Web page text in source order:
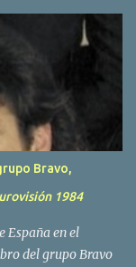
Bravo,
1984
España en el
del grupo Bravo